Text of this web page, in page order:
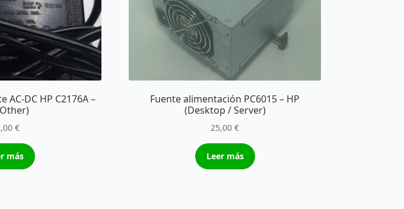
DC HP C2176A –
€
más
Fuente alimentación PC6015 – HP
(Desktop / Server)
25,00€
Leer más